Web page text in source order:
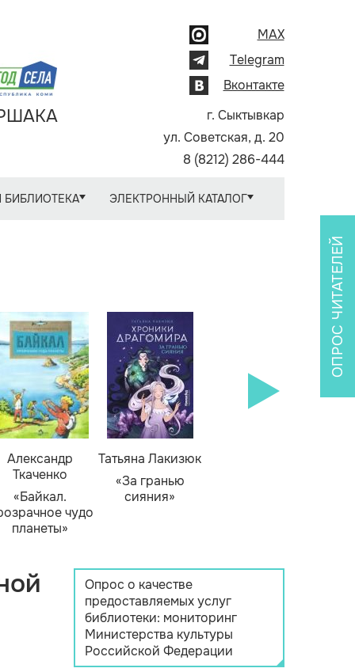
MAX
Telegram
Вконтакте
г. Сыктывкар
ул. Советская, д. 20
8 (8212) 286-444
БИБЛИОТЕКА ЭЛЕКТРОННЫЙ КАТАЛОГ
Александр
Ткаченко
«Байкал.
чудо
планеты»
Татьяна Лакизюк
«За гранью
сияния»
ОПРОС ЧИТАТЕЛЕЙ
Опрос о качестве
предоставляемых услуг
библиотеки: мониторинг
Министерства культуры
Российской Федерации